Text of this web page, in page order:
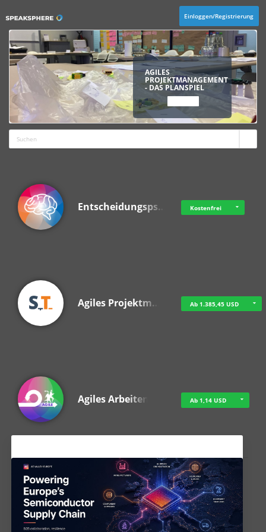
Einloggen/Registrierung
AGILES
PROJEKTMANAGEMENT
- DAS PLANSPIEL
Entscheidungsps… Kostenfrei
Agiles Projektm… Ab 1.385,45 USD
Agiles Arbeiten Ab 1,14 USD